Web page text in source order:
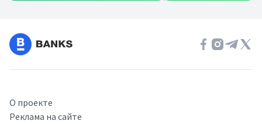
О проекте
Реклама на сайте